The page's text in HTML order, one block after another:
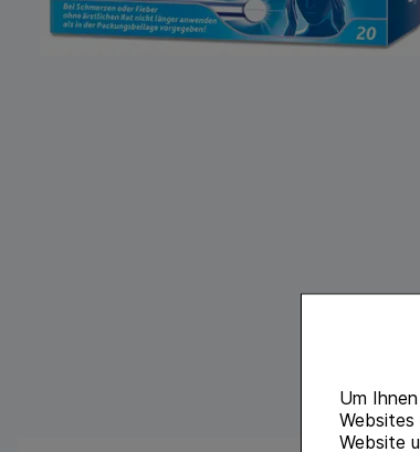
Um
Websites
Website